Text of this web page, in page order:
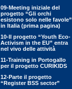
09-Meeting iniziale del
progetto “Gli orchi
esistono solo nelle favole”
in Italia (prima pagina)
10-Il progetto “Youth Eco-
Activism in the EU” entra
nel vivo delle attività
11-Training in Portogallo
per il progetto CURIKIDS
12-Parte il progetto
“Register BSS sector”